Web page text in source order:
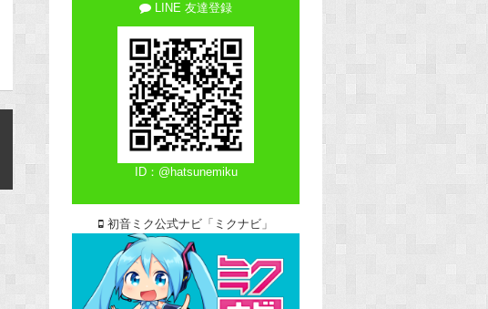
LINE 友達登録
ID：@hatsunemiku
初音ミク公式ナビ「ミクナビ」